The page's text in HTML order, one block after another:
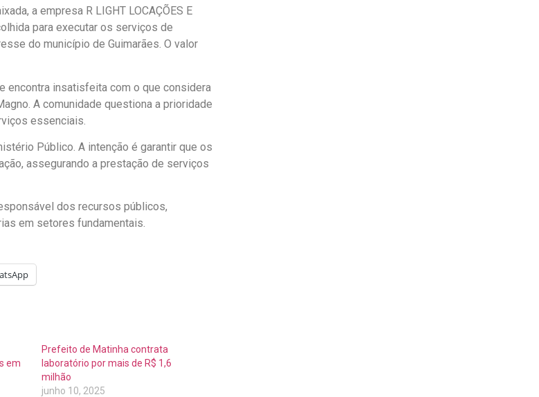
a empresa R LIGHT LOCAÇÕES E
para executar os serviços de
do município de Guimarães. O valor
encontra insatisfeita com o que considera
A comunidade questiona a prioridade
essenciais.
Público. A intenção é garantir que os
assegurando a prestação de serviços
dos recursos públicos,
em setores fundamentais.
em
Prefeito de Matinha contrata
laboratório por mais de R$ 1,6
milhão
junho 10, 2025